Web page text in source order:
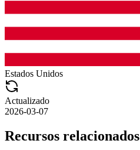
Estados Unidos
Actualizado
2026-03-07
Recursos relacionados